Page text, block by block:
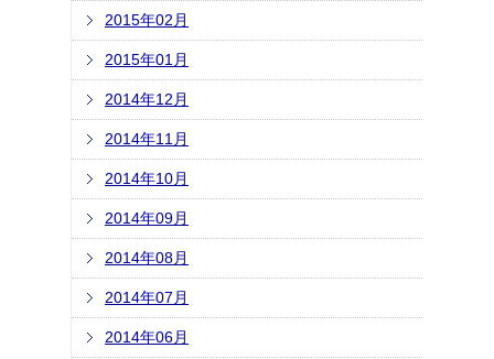
2015年02月
2015年01月
2014年12月
2014年11月
2014年10月
2014年09月
2014年08月
2014年07月
2014年06月